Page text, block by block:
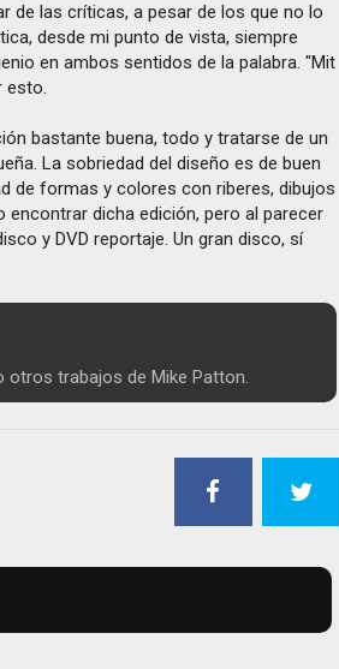
de las críticas, a pesar de los que no lo
desde mi punto de vista, siempre
en ambos sentidos de la palabra. "Mit
esto.
bastante buena, todo y tratarse de un
La sobriedad del diseño es de buen
de formas y colores con riberes, dibujos
dicha edición, pero al parecer
y DVD reportaje. Un gran disco, sí
trabajos de Mike Patton.